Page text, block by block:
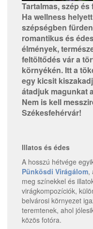
Tartalmas, szép
Ha wellness
szépségben
romantikus és
élmények,
feltöltődés vár a
környékén. Itt a
egy kicsit
átadjuk magunkat
Nem is kell
Székesfehérvár!
Illatos és édes
A hosszú hétvége
Pünkösdi Virágálom,
meg színekkel és
virágkompozíciók,
belvárosi környezet
teremtenek, ahol
közös fotóra.